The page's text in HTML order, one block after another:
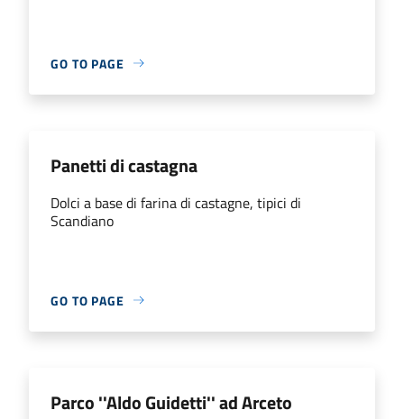
GO TO PAGE
Panetti di castagna
Dolci a base di farina di castagne, tipici di
Scandiano
GO TO PAGE
Parco ''Aldo Guidetti'' ad Arceto